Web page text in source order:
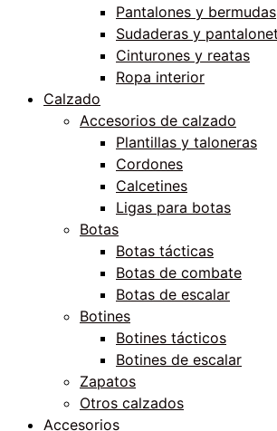
Pantalones y bermudas
Sudaderas y
Cinturones y reatas
Ropa interior
Calzado
Accesorios de calzado
Plantillas y taloneras
Cordones
Calcetines
Ligas para botas
Botas
Botas tácticas
Botas de combate
Botas de escalar
Botines
Botines tácticos
Botines de escalar
Zapatos
Otros calzados
Accesorios